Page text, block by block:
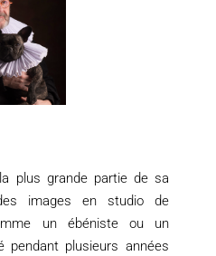
plus grande partie de sa
images en studio de
un ébéniste ou un
pendant plusieurs années